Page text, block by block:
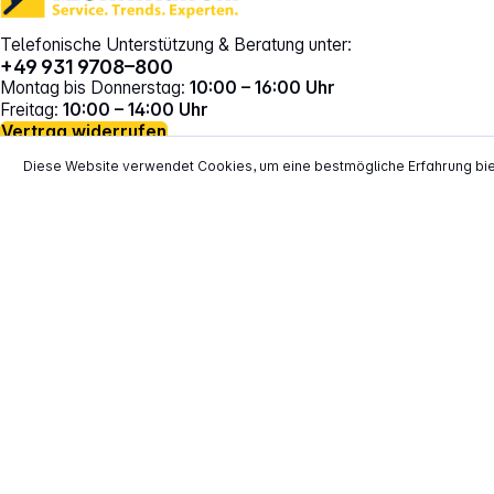
Telefonische Unterstützung & Beratung unter:
+49 931 9708–800
Montag bis Donnerstag: 10:00 – 16:00 Uhr
Freitag: 10:00 – 14:00 Uhr
Vertrag widerrufen
Diese Website verwendet Cookies, um eine bestmögliche Erfahrung